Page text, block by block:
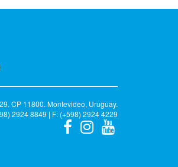
CP 11800. Montevideo, Uruguay.
2924 8849 | F: (+598) 2924 4229